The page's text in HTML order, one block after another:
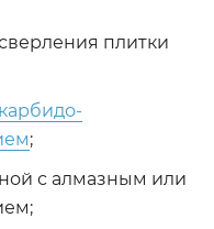
плитки
;
с алмазным или